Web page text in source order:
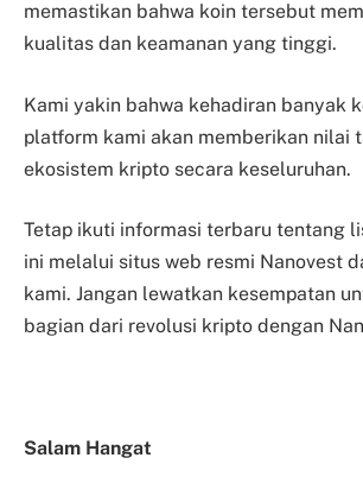
memastikan bahwa koin tersebut
kualitas dan keamanan yang tinggi.
Kami yakin bahwa kehadiran banyak
platform kami akan memberikan nilai
ekosistem kripto secara keseluruhan.
Tetap ikuti informasi terbaru tentang
ini melalui situs web resmi Nanovest
kami. Jangan lewatkan kesempatan
bagian dari revolusi kripto dengan
Salam Hangat